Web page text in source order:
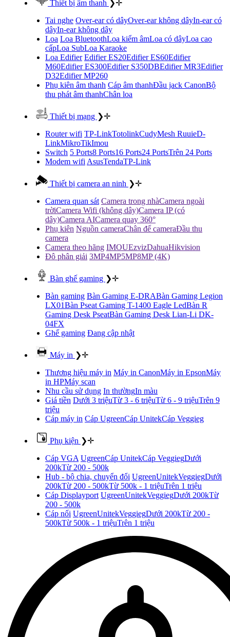
Thiết bị âm thanh ❯✛
Tai nghe Over-ear có dâyOver-ear không dâyIn-ear có
dâyIn-ear không dây
Loa Loa BluetoothLoa kiểm âmLoa có dâyLoa cao
cấpLoa SubLoa Karaoke
Loa Edifier Edifier ES20Edifier ES60Edifier
M60Edifier ES300Edifier S350DBEdifier MR3Edifier
D32Edifier MP260
Phụ kiên âm thanh Cáp âm thanhĐầu jack CanonBộ
thu phát âm thanhChân loa
Thiết bị mạng ❯✛
Router wifi TP-LinkTotolinkCudyMesh RuuieD-
LinkMikroTikImou
Switch 5 Ports8 Ports16 Ports24 PortsTrên 24 Ports
Modem wifi AsusTendaTP-Link
Thiết bị camera an ninh ❯✛
Camera quan sát Camera trong nhàCamera ngoài
trờiCamera Wifi (không dây)Camera IP (có
dây)Camera AICamera quay 360°
Phụ kiên Nguồn cameraChân đế cameraĐầu thu
camera
Camera theo hãng IMOUEzvizDahuaHikvision
Đô phân giải 3MP4MP5MP8MP (4K)
Bàn ghế gaming ❯✛
Bàn gaming Bàn Gaming E-DRABàn Gaming Legion
LX01Bàn Pseat Gaming T-1400 Eagle LedBàn R
Gaming Desk PseatBàn Gaming Desk Lian-Li DK-
04FX
Ghế gaming Đang cập nhật
Máy in ❯✛
Thương hiệu máy in Máy in CanonMáy in EpsonMáy
in HPMáy scan
Nhu cầu sử dụng In thườngIn màu
Giá tiền Dưới 3 triệuTừ 3 - 6 triệuTừ 6 - 9 triệuTrên 9
triệu
Cáp máy in Cáp UgreenCáp UnitekCáp Veggieg
Phụ kiện ❯✛
Cáp VGA UgreenCáp UnitekCáp VeggiegDưới
200kTừ 200 - 500k
Hub - bộ chia, chuyển đổi UgreenUnitekVeggiegDưới
200kTừ 200 - 500kTừ 500k - 1 triệuTrên 1 triệu
Cáp Displayport UgreenUnitekVeggiegDưới 200kTừ
200 - 500k
Cáp nối UgreenUnitekVeggiegDưới 200kTừ 200 -
500kTừ 500k - 1 triệuTrên 1 triệu